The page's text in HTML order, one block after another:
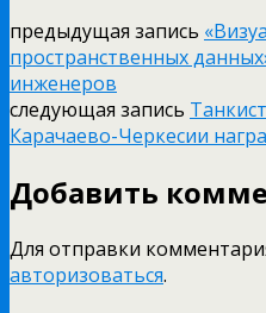
предыдущая запись
пространственных
инженеров
следующая запись
Карачаево-Черкесии
Добавить
Для отправки
авторизоваться.